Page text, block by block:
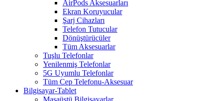
AirPods Aksesuarları
Ekran Koruyucular
Şarj Cihazları
Telefon Tutucular
Dönüştürücüler
Tüm Aksesuarlar
Tuşlu Telefonlar
Yenilenmiş Telefonlar
5G Uyumlu Telefonlar
Tüm Cep Telefonu-Aksesuar
Bilgisayar-Tablet
Masaüstü Bilgisayarlar